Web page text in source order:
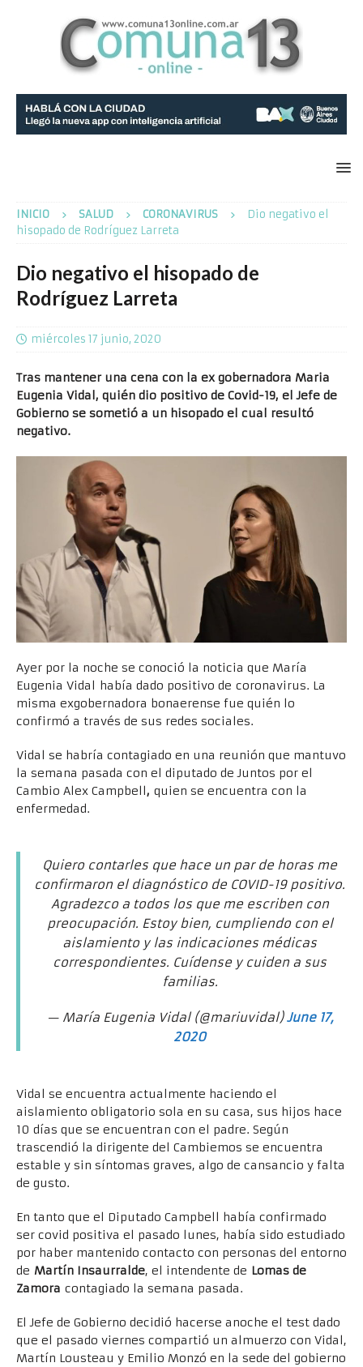
INICIO SALUD CORONAVIRUS
Dio negativo el
hisopado de Rodríguez Larreta
Dio negativo el hisopado de
Rodríguez Larreta
miércoles 17 junio, 2020
Tras mantener una cena con la ex gobernadora Maria
Eugenia Vidal, quién dio positivo de Covid-19, el Jefe de
Gobierno se sometió a un hisopado el cual resultó
negativo.
Ayer por la noche se conoció la noticia que María
Eugenia Vidal había dado positivo de coronavirus. La
misma exgobernadora bonaerense fue quién lo
confirmó a través de sus redes sociales.
Vidal se habría contagiado en una reunión que mantuvo
la semana pasada con el diputado de Juntos por el
Cambio Alex Campbell, quien se encuentra con la
enfermedad.
Quiero contarles que hace un par de horas me
confirmaron el diagnóstico de COVID-19 positivo.
Agradezco a todos los que me escriben con
preocupación. Estoy bien, cumpliendo con el
aislamiento y las indicaciones médicas
correspondientes. Cuídense y cuiden a sus
familias.
— María Eugenia Vidal (@mariuvidal)June 17,
2020
Vidal se encuentra actualmente haciendo el
aislamiento obligatorio sola en su casa, sus hijos hace
10 días que se encuentran con el padre. Según
trascendió la dirigente del Cambiemos se encuentra
estable y sin síntomas graves, algo de cansancio y falta
de gusto.
En tanto que el Diputado Campbell había confirmado
ser covid positiva el pasado lunes, había sido estudiado
por haber mantenido contacto con personas del entorno
de Martín Insaurralde, el intendente de Lomas de
Zamora contagiado la semana pasada.
El Jefe de Gobierno decidió hacerse anoche el test dado
que el pasado viernes compartió un almuerzo con Vidal,
Martín Lousteau y Emilio Monzó en la sede del gobierno